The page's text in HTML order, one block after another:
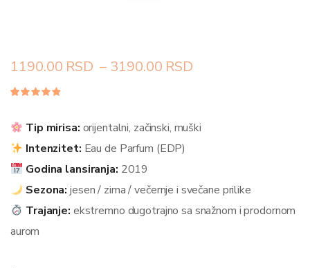
1190.00 RSD – 3190.00 RSD
5 na
osnovu
kupca
Tip mirisa: orijentalni, začinski, muški
Intenzitet: Eau de Parfum (EDP)
Godina lansiranja: 2019
Sezona: jesen / zima / večernje i svečane prilike
Trajanje: ekstremno dugotrajno sa snažnom i prodornom
aurom